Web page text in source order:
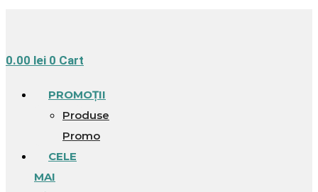
0.00 lei 0 Cart
PROMOȚII
Produse
Promo
CELE
MAI